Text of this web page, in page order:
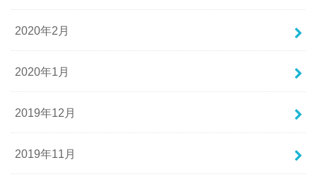
2020年2月
2020年1月
2019年12月
2019年11月